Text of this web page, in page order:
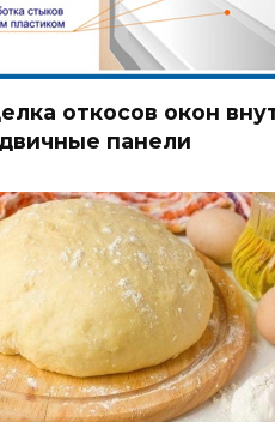
откосов окон
панели